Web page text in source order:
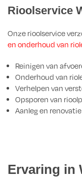
Rioolservice
Onze rioolservice
en onderhoud van
Reinigen van
Onderhoud van
Verhelpen van
Opsporen van
Aanleg en
Ervaring in